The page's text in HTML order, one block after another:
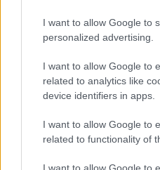
I want to allow Google to
personalized advertising.
I want to allow Google to
related to analytics like
device identifiers in apps.
I want to allow Google to
related to functionality of